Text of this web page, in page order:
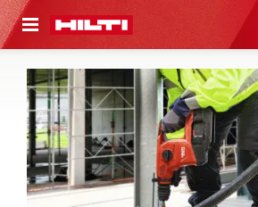
GŁÓWNEJ